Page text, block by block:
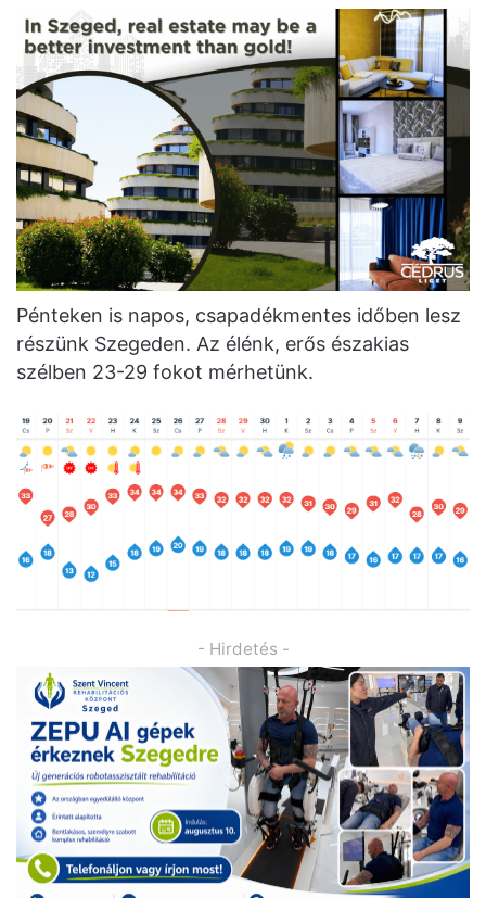
Pénteken is napos, csapadékmentes időben lesz
részünk Szegeden. Az élénk, erős északias
szélben 23-29 fokot mérhetünk.
- Hirdetés -